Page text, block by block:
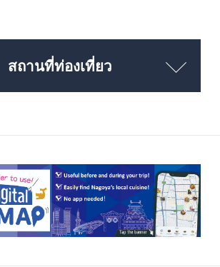
สถานที่ท่องเที่ยว